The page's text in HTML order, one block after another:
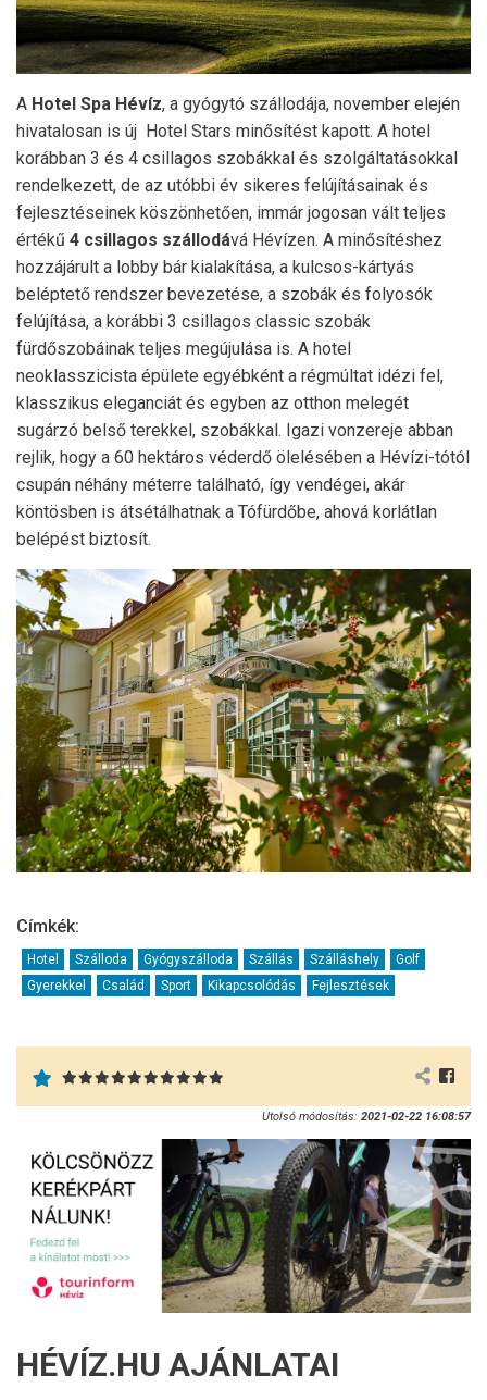
A Hotel Spa Hévíz, a gyógytó szállodája, november elején
hivatalosan is új Hotel Stars minősítést kapott. A hotel
korábban 3 és 4 csillagos szobákkal és szolgáltatásokkal
rendelkezett, de az utóbbi év sikeres felújításainak és
fejlesztéseinek köszönhetően, immár jogosan vált teljes
értékű 4 csillagos szállodává Hévízen. A minősítéshez
hozzájárult a lobby bár kialakítása, a kulcsos-kártyás
beléptető rendszer bevezetése, a szobák és folyosók
felújítása, a korábbi 3 csillagos classic szobák
fürdőszobáinak teljes megújulása is. A hotel
neoklasszicista épülete egyébként a régmúltat idézi fel,
klasszikus eleganciát és egyben az otthon melegét
sugárzó belső terekkel, szobákkal. Igazi vonzereje abban
rejlik, hogy a 60 hektáros véderdő ölelésében a Hévízi-tótól
csupán néhány méterre található, így vendégei, akár
köntösben is átsétálhatnak a Tófürdőbe, ahová korlátlan
belépést biztosít.
Címkék:
Hotel Szálloda Gyógyszálloda Szállás Szálláshely
Golf
Gyerekkel
Család Sport Kikapcsolódás Fejlesztések
Utolsó módosítás: 2021-02-22 16:08:57
HÉVÍZ.HU AJÁNLATAI